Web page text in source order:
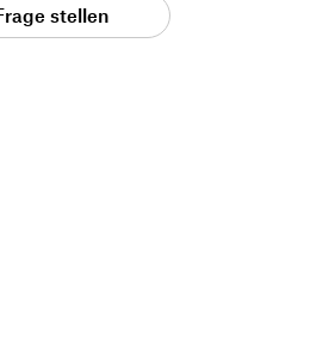
stellen